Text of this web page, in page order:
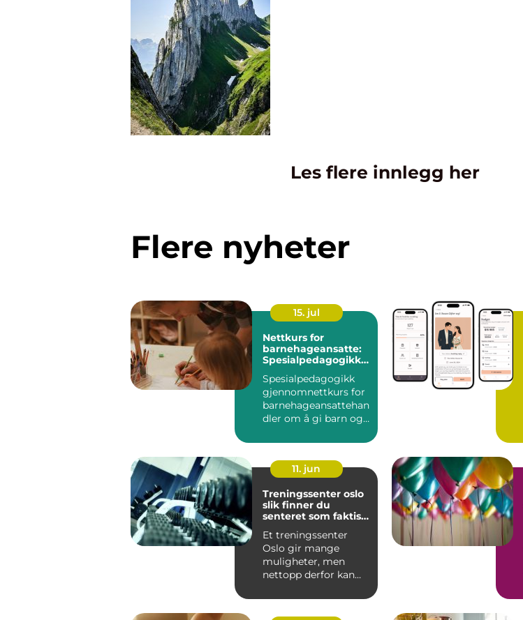
Les flere innlegg her
Flere nyheter
15. jul
Nettkurs for
barnehageansatte:
Spesialpedagogikk
Spesialpedagogikk
gjennomnettkurs for
barnehageansattehan
dler om å gi barn og
11. jun
Treningssenter oslo
slik finner du
senteret som faktisk
Et treningssenter
Oslo gir mange
muligheter, men
nettopp derfor kan
vanskelig å vite h...